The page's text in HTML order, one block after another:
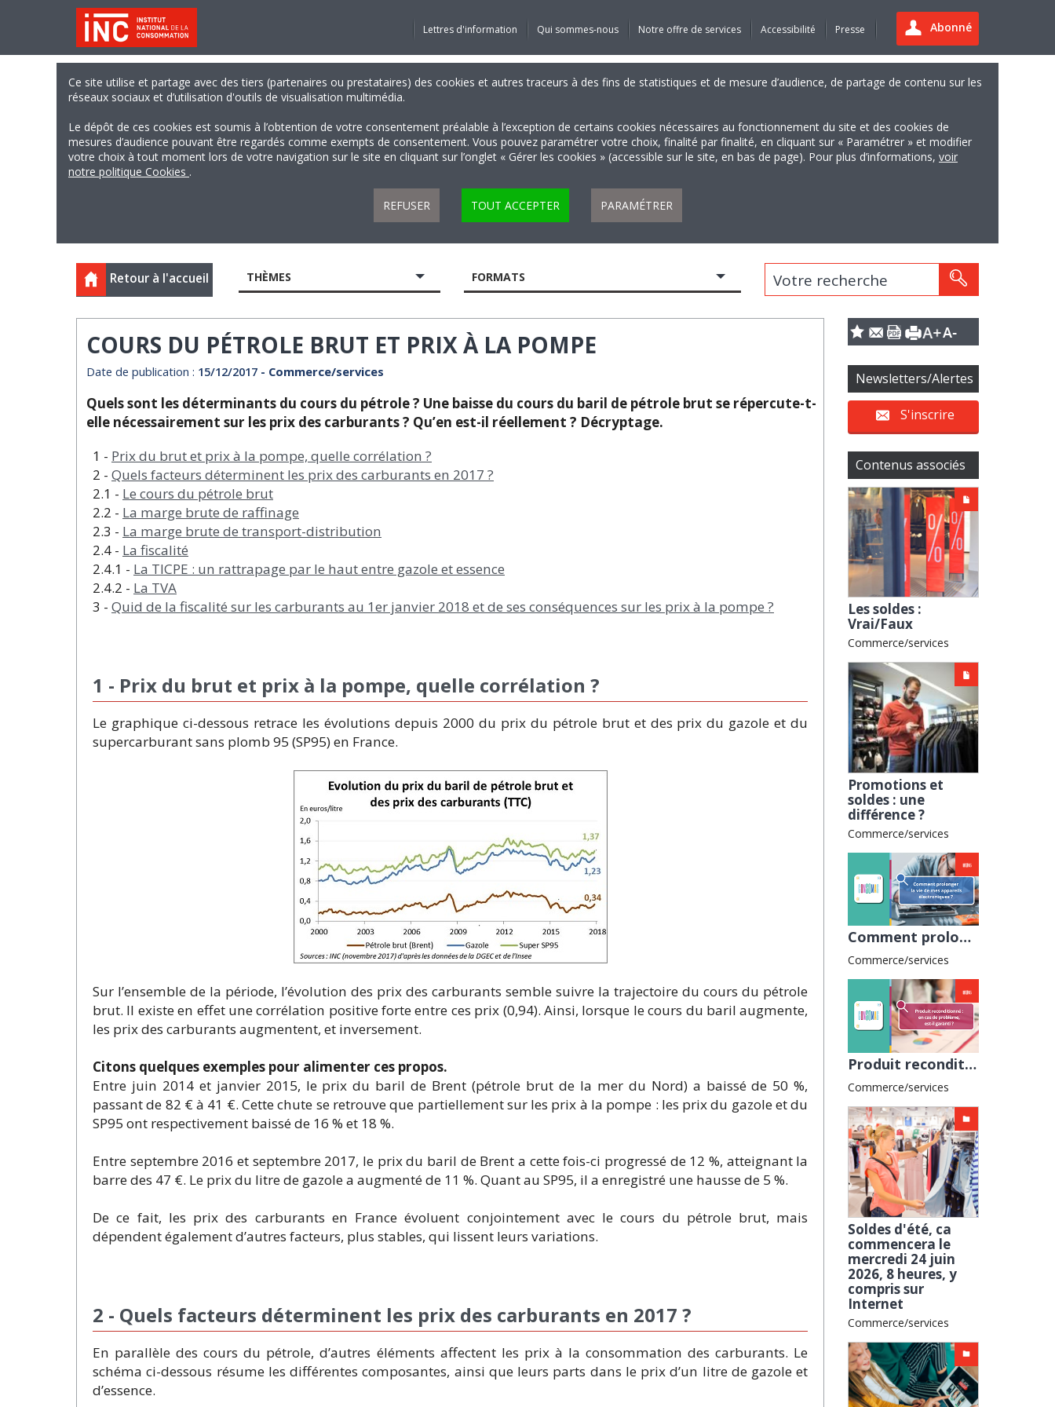
Abonné
Lettres d'information Qui sommes-nous Notre offre de services Accessibilité Presse
Ce site utilise et partage avec des tiers (partenaires ou prestataires) des cookies et autres traceurs à des fins de statistiques et de mesure d’audience, de partage de contenu sur les
réseaux sociaux et d’utilisation d'outils de visualisation multimédia.
Le dépôt de ces cookies est soumis à l’obtention de votre consentement préalable à l’exception de certains cookies nécessaires au fonctionnement du site et des cookies de
mesures d’audience pouvant être regardés comme exempts de consentement. Vous pouvez paramétrer votre choix, finalité par finalité, en cliquant sur « Paramétrer » et modifier
votre choix à tout moment lors de votre navigation sur le site en cliquant sur l’onglet « Gérer les cookies » (accessible sur le site, en bas de page). Pour plus d’informations, voir
notre politique Cookies .
REFUSER TOUT ACCEPTER PARAMÉTRER
Retour à l'accueil THÈMES FORMATS Votre recherche
COURS DU PÉTROLE BRUT ET PRIX À LA POMPE
Date de publication : 15/12/2017 - Commerce/services
Quels sont les déterminants du cours du pétrole ? Une baisse du cours du baril de pétrole brut se répercute-t-
elle nécessairement sur les prix des carburants ? Qu’en est-il réellement ? Décryptage.
1 - Prix du brut et prix à la pompe, quelle corrélation ?
2 - Quels facteurs déterminent les prix des carburants en 2017 ?
2.1 - Le cours du pétrole brut
2.2 - La marge brute de raffinage
2.3 - La marge brute de transport-distribution
2.4 - La fiscalité
2.4.1 - La TICPE : un rattrapage par le haut entre gazole et essence
2.4.2 - La TVA
3 - Quid de la fiscalité sur les carburants au 1er janvier 2018 et de ses conséquences sur les prix à la pompe ?
1 - Prix du brut et prix à la pompe, quelle corrélation ?
Le graphique ci-dessous retrace les évolutions depuis 2000 du prix du pétrole brut et des prix du gazole et du
supercarburant sans plomb 95 (SP95) en France.
Sur l’ensemble de la période, l’évolution des prix des carburants semble suivre la trajectoire du cours du pétrole
brut. Il existe en effet une corrélation positive forte entre ces prix (0,94). Ainsi, lorsque le cours du baril augmente,
les prix des carburants augmentent, et inversement.
Citons quelques exemples pour alimenter ces propos.
Entre juin 2014 et janvier 2015, le prix du baril de Brent (pétrole brut de la mer du Nord) a baissé de 50 %,
passant de 82 € à 41 €. Cette chute se retrouve que partiellement sur les prix à la pompe : les prix du gazole et du
SP95 ont respectivement baissé de 16 % et 18 %.
Entre septembre 2016 et septembre 2017, le prix du baril de Brent a cette fois-ci progressé de 12 %, atteignant la
barre des 47 €. Le prix du litre de gazole a augmenté de 11 %. Quant au SP95, il a enregistré une hausse de 5 %.
De ce fait, les prix des carburants en France évoluent conjointement avec le cours du pétrole brut, mais
dépendent également d’autres facteurs, plus stables, qui lissent leurs variations.
2 - Quels facteurs déterminent les prix des carburants en 2017 ?
En parallèle des cours du pétrole, d’autres éléments affectent les prix à la consommation des carburants. Le
schéma ci-dessous résume les différentes composantes, ainsi que leurs parts dans le prix d’un litre de gazole et
d’essence.
Newsletters/Alertes
S'inscrire
Contenus associés
Les soldes :
Vrai/Faux
Commerce/services
Promotions et
soldes : une
différence ?
Commerce/services
Comment prolonger la vie de mes appareils électroniques ? avec la CNAFC
Commerce/services
Produit reconditionné : en cas de problème, est-il garanti ? avec la CLCV
Commerce/services
Soldes d'été, ca
commencera le
mercredi 24 juin
2026, 8 heures, y
compris sur
Internet
Commerce/services